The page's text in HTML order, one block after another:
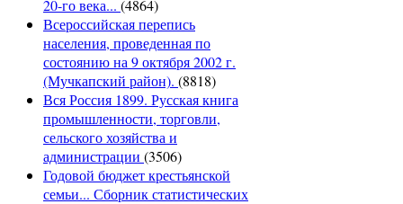
20-го века... (4864)
Всероссийская перепись
населения, проведенная по
состоянию на 9 октября 2002 г.
(Мучкапский район). (8818)
Вся Россия 1899. Русская книга
промышленности, торговли,
сельского хозяйства и
администрации (3506)
Годовой бюджет крестьянской
семьи... Сборник статистических